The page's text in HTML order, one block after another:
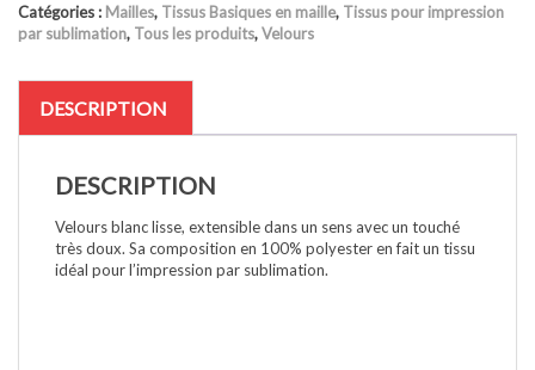
POUR
IMPRESSION
M00239
Catégories : Mailles, Tissus Basiques en maille, Tissus pour impression
par sublimation, Tous les produits,Velours
DESCRIPTION
DESCRIPTION
Velours blanc lisse, extensible dans un sens avec un touché
très doux. Sa composition en 100% polyester en fait un tissu
idéal pour l’impression par sublimation.